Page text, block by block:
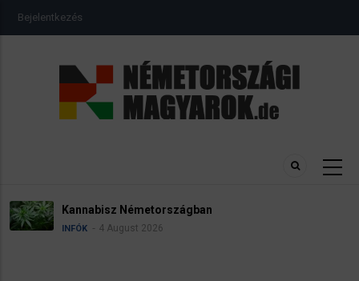
USER
ACCOUNT
Bejelentkezés
Kannabisz Németországban
INFÓK 4 August 2026